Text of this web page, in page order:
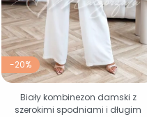
-20%
Biały kombinezon damski z
szerokimi spodniami i długim